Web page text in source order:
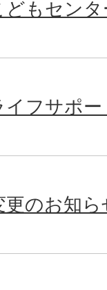
もセンタ
イフサポ
更のお知ら